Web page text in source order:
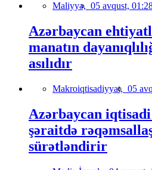
Maliyyə, 05 avqust,
Azərbaycan
manatın
asılıdır
Makroiqtisadiyyat, 05
Azərbaycan
şəraitdə
sürətləndirir